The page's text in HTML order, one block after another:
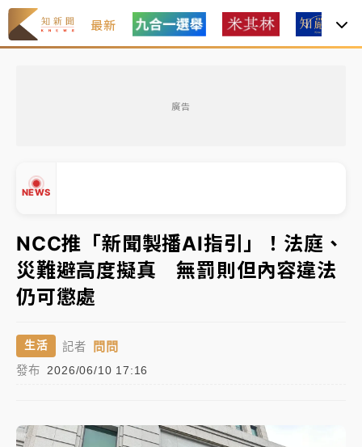
最新
廣告
NEWS
有片｜
連根拔起
中颱白海豚風雨來了！中部以北防豪雨 今晚、明天影
響最劇烈
白海豚逼近！北市水門只出不進 未移置車輛最高罰
4800＋拖吊費
油價持續凍漲！ 中油宣布下周一汽柴油價格維持不變
有片｜ 白海豚暴風圈逼近！新北淡水赫見龍捲風 榕樹
▲
▼
NCC推「新聞製播AI指引」！法庭、
災難避高度擬真 無罰則但內容違法
仍可懲處
生活 記者 問問
發布 2026/06/10 17:16